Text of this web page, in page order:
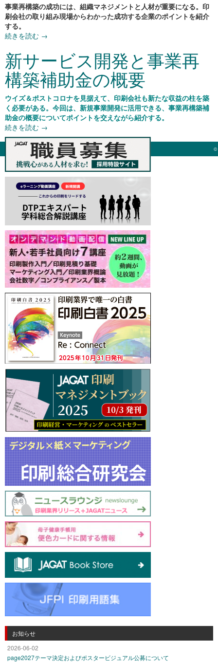
事業再構築の成功には、組織マネジメントと人材が重要になる。印
刷会社の取り組み現場からわかった成功する企業のポイントを紹介
する。
続きを読む →
新サービス開発と事業再
構築補助金の概要
ウイズ＆ポストコロナを見据えて、印刷会社も新たな収益の柱を築
く必要がある。今回は、新規事業開発に活用できる、事業再構築補
助金の概要についてポイントを交えながら紹介する。
続きを読む →
お知らせ
2026-06-02
page2027テーマ決定およびポスタービジュアル公募について
©